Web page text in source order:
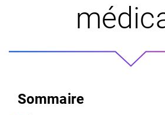
Sommaire